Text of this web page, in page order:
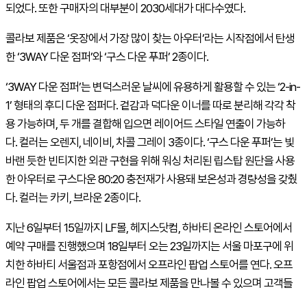
되었다. 또한 구매자의 대부분이 2030세대가 대다수였다.
콜라보 제품은 ‘옷장에서 가장 많이 찾는 아우터’라는 시작점에서 탄생
한​ ‘3WAY 다운 점퍼’와 ‘구스 다운 푸퍼’ 2종이다.
‘3WAY 다운 점퍼’는 변덕스러운 날씨에 유용하게 활용할 수 있는 ‘2-in-
1’ 형태의 후디 다운 점퍼다. 겉감과 덕다운 이너를 따로 분리해 각각 착
용 가능하며, 두 개를 결합해 입으면 레이어드 스타일 연출이 가능하
다. 컬러는 오렌지, 네이비, 차콜 그레이 3종이다. ‘구스 다운 푸퍼’는 빛
바랜 듯한 빈티지한 외관 구현을 위해 워싱 처리된 립스탑 원단을 사용
한 아우터로 구스다운 80:20 충전재가 사용돼 보온성과 경량성을 갖췄
다. 컬러는 카키, 브라운 2종이다.
지난 6일부터 15일까지 LF몰, 헤지스닷컴, 하바티 온라인 스토어에서
예약 구매를 진행했으며 18일부터 오는 23일까지는 서울 마포구에 위
치한 하바티 서울점과 포항점에서 오프라인 팝업 스토어를 연다. 오프
라인 팝업 스토어에서는 모든 콜라보 제품을 만나볼 수 있으며 고객들